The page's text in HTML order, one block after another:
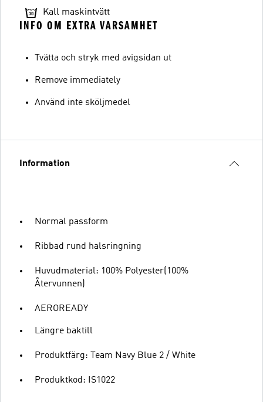
Kall maskintvätt
INFO OM EXTRA VARSAMHET
Tvätta och stryk med avigsidan ut
Remove immediately
Använd inte sköljmedel
Information
Normal passform
Ribbad rund halsringning
Huvudmaterial: 100% Polyester(100%
Återvunnen)
AEROREADY
Längre baktill
Produktfärg: Team Navy Blue 2 / White
Produktkod: IS1022